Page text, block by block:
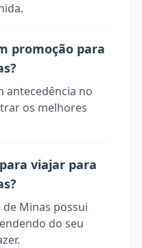
promoção para
antecedência no
os melhores
viajar para
Minas possui
do seu